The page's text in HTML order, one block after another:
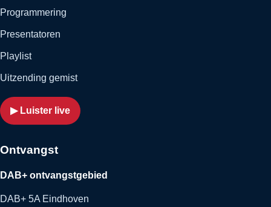
Programmering
Presentatoren
Playlist
Uitzending gemist
▶ Luister live
Ontvangst
DAB+ ontvangstgebied
DAB+ 5A Eindhoven